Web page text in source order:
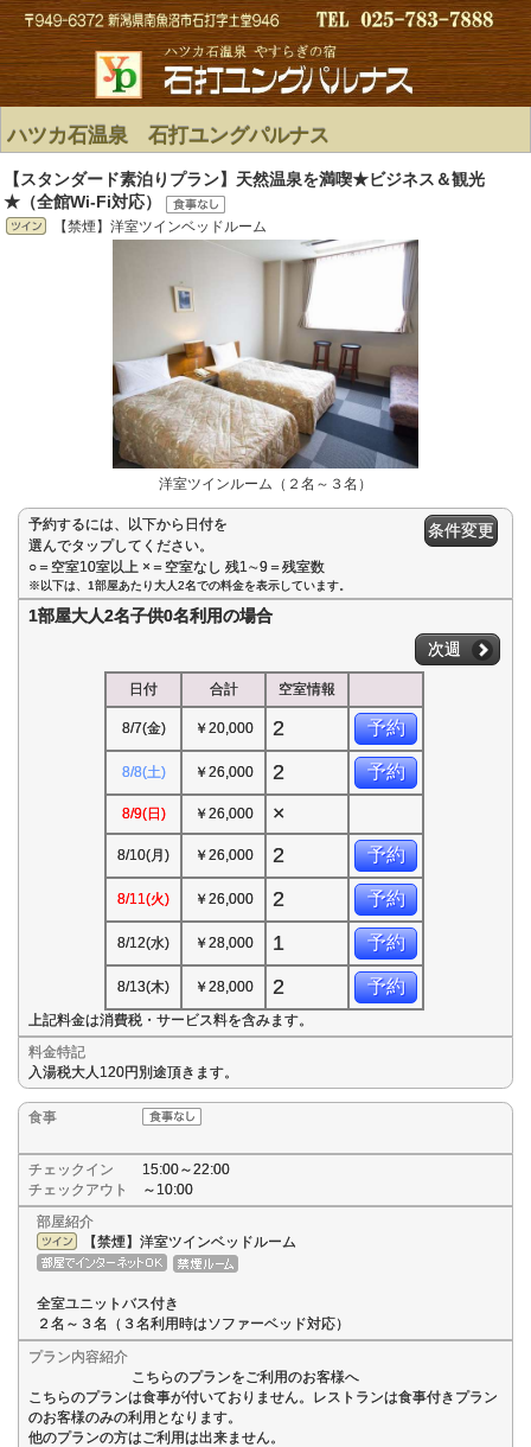
ハツカ石温泉 石打ユングパルナス
【スタンダード素泊りプラン】天然温泉を満喫★ビジネス＆観光
★（全館Wi-Fi対応）
【禁煙】洋室ツインベッドルーム
洋室ツインルーム（２名～３名）
予約するには、以下から日付を
選んでタップしてください。
○＝空室10室以上 ×＝空室なし 残1∼9＝残室数
条件変更
※以下は、1部屋あたり大人2名での料金を表示しています。
1部屋大人2名子供0名利用の場合
次週
日付 合計 空室情報
8/7(金) ￥20,000 2 予約
8/8(土) ￥26,000 2 予約
8/9(日) ￥26,000 ×
8/10(月) ￥26,000 2 予約
8/11(火) ￥26,000 2 予約
8/12(水) ￥28,000 1 予約
8/13(木) ￥28,000 2 予約
上記料金は消費税・サービス料を含みます。
料金特記
入湯税大人120円別途頂きます。
食事
チェックイン
15:00～22:00
チェックアウト
～10:00
部屋紹介
【禁煙】洋室ツインベッドルーム
全室ユニットバス付き
２名～３名（３名利用時はソファーベッド対応）
プラン内容紹介
こちらのプランをご利用のお客様へ
こちらのプランは食事が付いておりません。レストランは食事付きプラン
のお客様のみの利用となります。
他のプランの方はご利用は出来ません。